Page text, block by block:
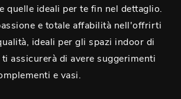
quelle ideali per te fin nel dettaglio.
e totale affabilità nell'offrirti
ideali per gli spazi indoor di
assicurerà di avere suggerimenti
e vasi.